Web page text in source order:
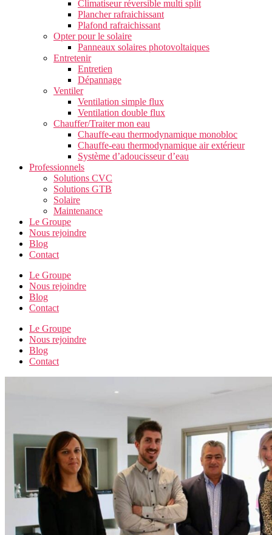
Climatiseur réversible multi split
Plancher rafraichissant
Plafond rafraichissant
Opter pour le solaire
Panneaux solaires photovoltaiques
Entretenir
Entretien
Dépannage
Ventiler
Ventilation simple flux
Ventilation double flux
Chauffer/Traiter mon eau
Chauffe-eau thermodynamique monobloc
Chauffe-eau thermodynamique air extérieur
Système d’adoucisseur d’eau
Professionnels
Solutions CVC
Solutions GTB
Solaire
Maintenance
Le Groupe
Nous rejoindre
Blog
Contact
Le Groupe
Nous rejoindre
Blog
Contact
Le Groupe
Nous rejoindre
Blog
Contact